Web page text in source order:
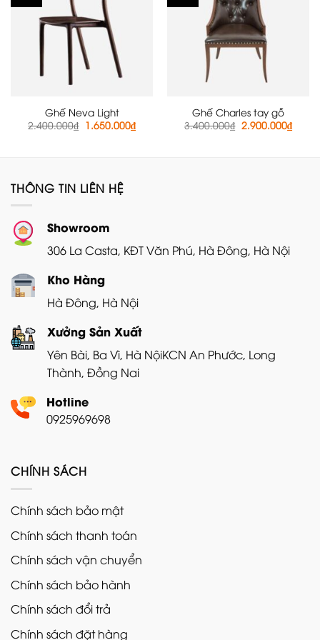
Ghế Neva Light
2.400.000₫ Giá
gốc
1.650.000₫Giá
hiện
Ghế Charles tay gỗ
3.400.000₫ Giá
gốc
2.900.000₫Giá
hiện
THÔNG TIN LIÊN HỆ
Showroom
306 La Casta, KĐT Văn Phú, Hà Đông, Hà Nội
Kho Hàng
Hà Đông, Hà Nội
Xưởng Sản Xuất
Yên Bài, Ba Vì, Hà NộiKCN An Phước, Long
Thành, Đồng Nai
Hotline
0925969698
CHÍNH SÁCH
Chính sách bảo mật
Chính sách thanh toán
Chính sách vận chuyển
Chính sách bảo hành
Chính sách đổi trả
Chính sách đặt hàng